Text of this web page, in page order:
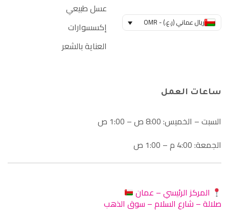
ريال عماني (ر.ع.) - OMR
عسل طبيعي
إكسسوارات
العناية بالشعر
ساعات العمل
السبت – الخميس: 8:00 ص – 1:00 ص
الجمعة: 4:00 م – 1:00 ص
المركز الرئيسي – عمان
صلالة – شارع السلام – سوق الذهب